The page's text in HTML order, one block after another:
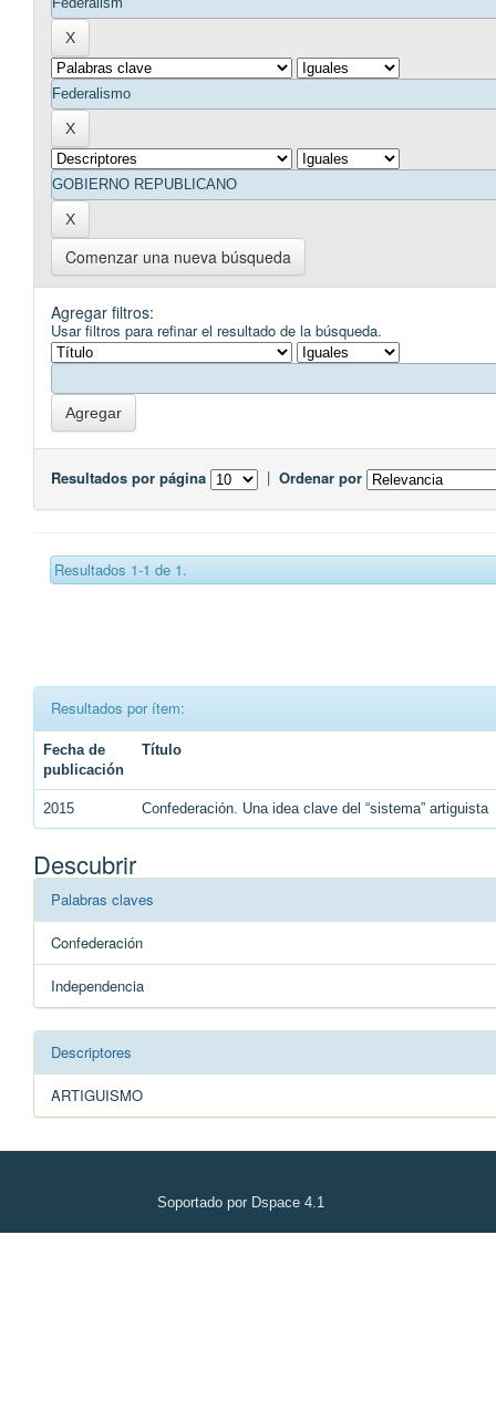
Comenzar una nueva búsqueda
Agregar filtros:
Usar filtros para refinar el resultado de la búsqueda.
Resultados por página | Ordenar por
Resultados 1-1 de 1.
Resultados por ítem:
Fecha de
publicación
Título
2015 Confederación. Una idea clave del “sistema” artiguista
Descubrir
Palabras claves
Confederación
Independencia
Descriptores
ARTIGUISMO
Soportado por Dspace 4.1